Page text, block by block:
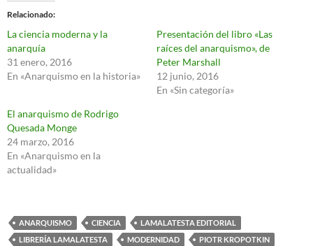
Relacionado
La ciencia moderna y la
anarquía
31 enero, 2016
En «Anarquismo en la historia»
Presentación del libro «Las
raíces del anarquismo», de
Peter Marshall
12 junio, 2016
En «Sin categoría»
El anarquismo de Rodrigo
Quesada Monge
24 marzo, 2016
En «Anarquismo en la
actualidad»
ANARQUISMO CIENCIA
LAMALATESTA EDITORIAL
LIBRERÍA LAMALATESTA
MODERNIDAD PIOTR KROPOTKIN